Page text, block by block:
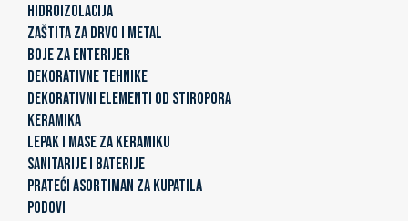
HIDROIZOLACIJA
ZAŠTITA ZA DRVO I METAL
BOJE ZA ENTERIJER
DEKORATIVNE TEHNIKE
DEKORATIVNI ELEMENTI OD STIROPORA
KERAMIKA
LEPAK I MASE ZA KERAMIKU
SANITARIJE I BATERIJE
PRATEĆI ASORTIMAN ZA KUPATILA
PODOVI